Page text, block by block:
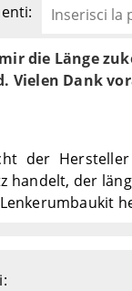
die Länge
Vielen Dank
der
handelt, der